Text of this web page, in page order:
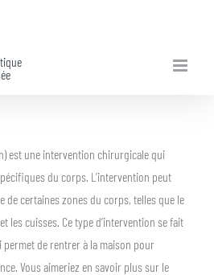
est une intervention chirurgicale qui
du corps. L’intervention peut
de certaines zones du corps, telles que le
les cuisses. Ce type d’intervention se fait
permet de rentrer à la maison pour
Vous aimeriez en savoir plus sur le